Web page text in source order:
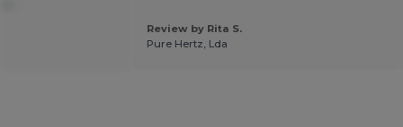
Review by Rita S.
Pure Hertz, Lda